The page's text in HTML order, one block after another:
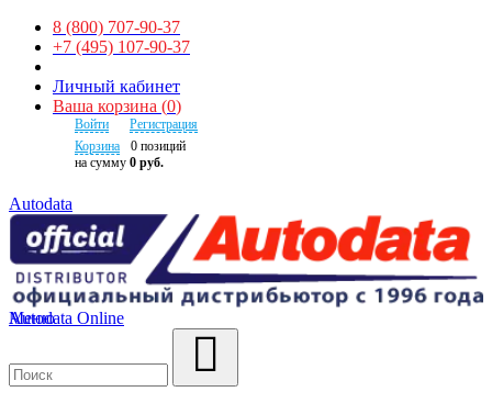
8 (800) 707-90-37
+7 (495) 107-90-37
Личный кабинет
Ваша корзина (0)
Войти
Регистрация
Корзина
0 позиций
на сумму 0 руб.
Autodata
Autodata Online
Меню